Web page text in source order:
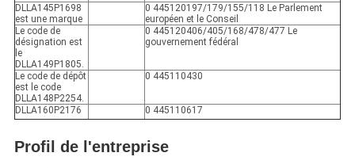
DLLA145P1698
est une marque
0 445120197/179/155/118 Le Parlement
européen et le Conseil
Le code de
désignation est
le
DLLA149P1805.
0 445120406/405/168/478/477 Le
gouvernement fédéral
Le code de dépôt
est le code
DLLA148P2254.
0 445110430
DLLA160P2176 0 445110617
Profil de l'entreprise